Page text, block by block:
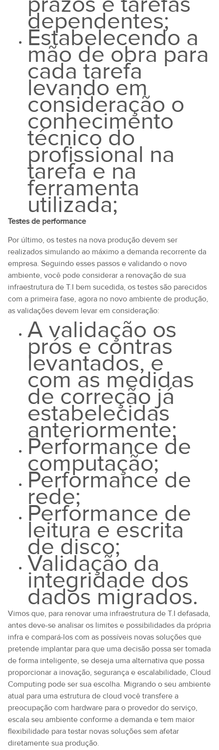
dependentes;
Estabelecendo a
mão de obra para
cada tarefa
levando em
consideração o
conhecimento
técnico do
profissional na
tarefa e na
ferramenta
utilizada;
Testes de performance
Por último, os testes na nova produção devem ser
realizados simulando ao máximo a demanda recorrente da
empresa. Seguindo esses passos e validando o novo
ambiente, você pode considerar a renovação de sua
infraestrutura de T.I bem sucedida, os testes são parecidos
com a primeira fase, agora no novo ambiente de produção,
as validações devem levar em consideração:
A validação os
prós e contras
levantados, e
com as medidas
de correção já
estabelecidas
anteriormente;
Performance de
computação;
Performance de
rede;
Performance de
leitura e escrita
de disco;
Validação da
integridade dos
dados migrados.
Vimos que, para renovar uma infraestrutura de T.I defasada,
antes deve-se analisar os limites e possibilidades da própria
infra e compará-los com as possíveis novas soluções que
pretende implantar para que uma decisão possa ser tomada
de forma inteligente, se deseja uma alternativa que possa
proporcionar a inovação, segurança e escalabilidade, Cloud
Computing pode ser sua escolha. Migrando o seu ambiente
atual para uma estrutura de cloud você transfere a
preocupação com hardware para o provedor do serviço,
escala seu ambiente conforme a demanda e tem maior
flexibilidade para testar novas soluções sem afetar
diretamente sua produção.